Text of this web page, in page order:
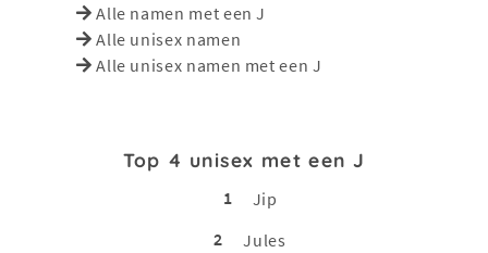
Alle namen met een J
Alle unisex namen
Alle unisex namen met een J
Top 4 unisex met een J
1
Jip
2
Jules